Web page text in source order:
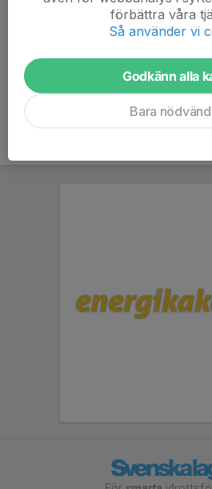
4ceb719de2ba/
förbättra våra
Så använder vi
Godkänn alla
Bara